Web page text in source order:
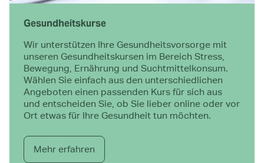
Gesundheits­kurse
Wir unterstützen Ihre Gesundheitsvorsorge mit
unseren Gesundheitskursen im Bereich Stress,
Bewegung, Ernährung und Suchtmittelkonsum.
Wählen Sie einfach aus den unterschiedlichen
Angeboten einen passenden Kurs für sich aus
und entscheiden Sie, ob Sie lieber online oder vor
Ort etwas für Ihre Gesundheit tun möchten.
Mehr erfahren